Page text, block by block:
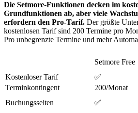
Die Setmore-Funktionen decken im
Grundfunktionen ab, aber viele
erfordern den Pro-Tarif. Der größte
kostenlosen Tarif sind 200 Termine pro
Pro unbegrenzte Termine und mehr
Setmore Free
Kostenloser Tarif
✅
Terminkontingent
200/Monat
Buchungsseiten
✅